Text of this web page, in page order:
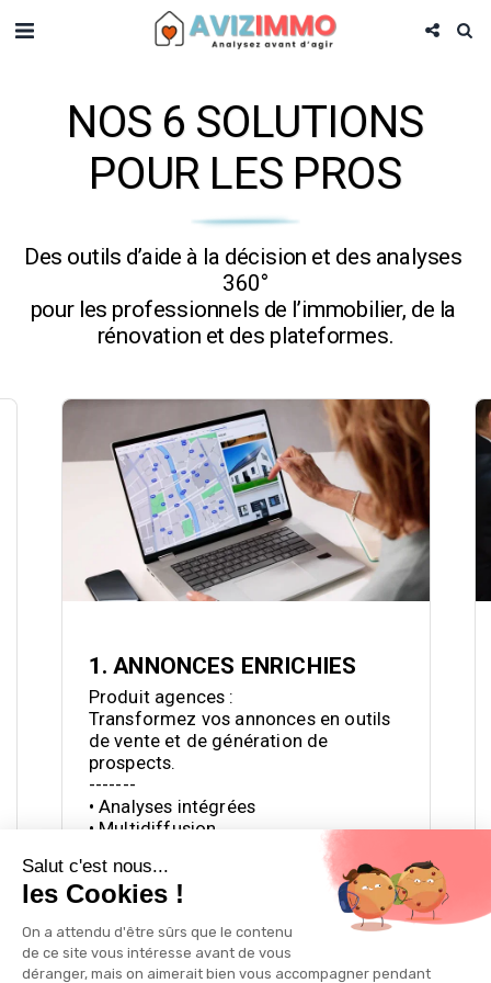
NOS 6 SOLUTIONS
POUR LES PROS
Des outils d’aide à la décision et des analyses
360°
pour les professionnels de l’immobilier, de la
rénovation et des plateformes.
1. ANNONCES ENRICHIES
Produit agences :
Transformez vos annonces en outils
de vente et de génération de
prospects.
-------
• Analyses intégrées
• Multidiffusion